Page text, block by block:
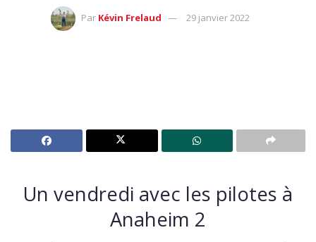
Par Kévin Frelaud 29 janvier 2022
Un vendredi avec les pilotes à
Anaheim 2